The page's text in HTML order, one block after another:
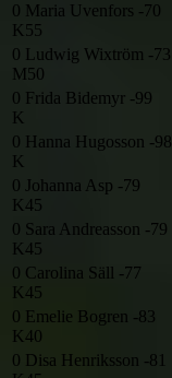
0 Maria Uvenfors -70
K55
0 Ludwig Wixtröm -73
M50
0 Frida Bidemyr -99
K
0 Hanna Hugosson -98
K
0 Johanna Asp -79
K45
0 Sara Andreasson -79
K45
0 Carolina Säll -77
K45
0 Emelie Bogren -83
K40
0 Disa Henriksson -81